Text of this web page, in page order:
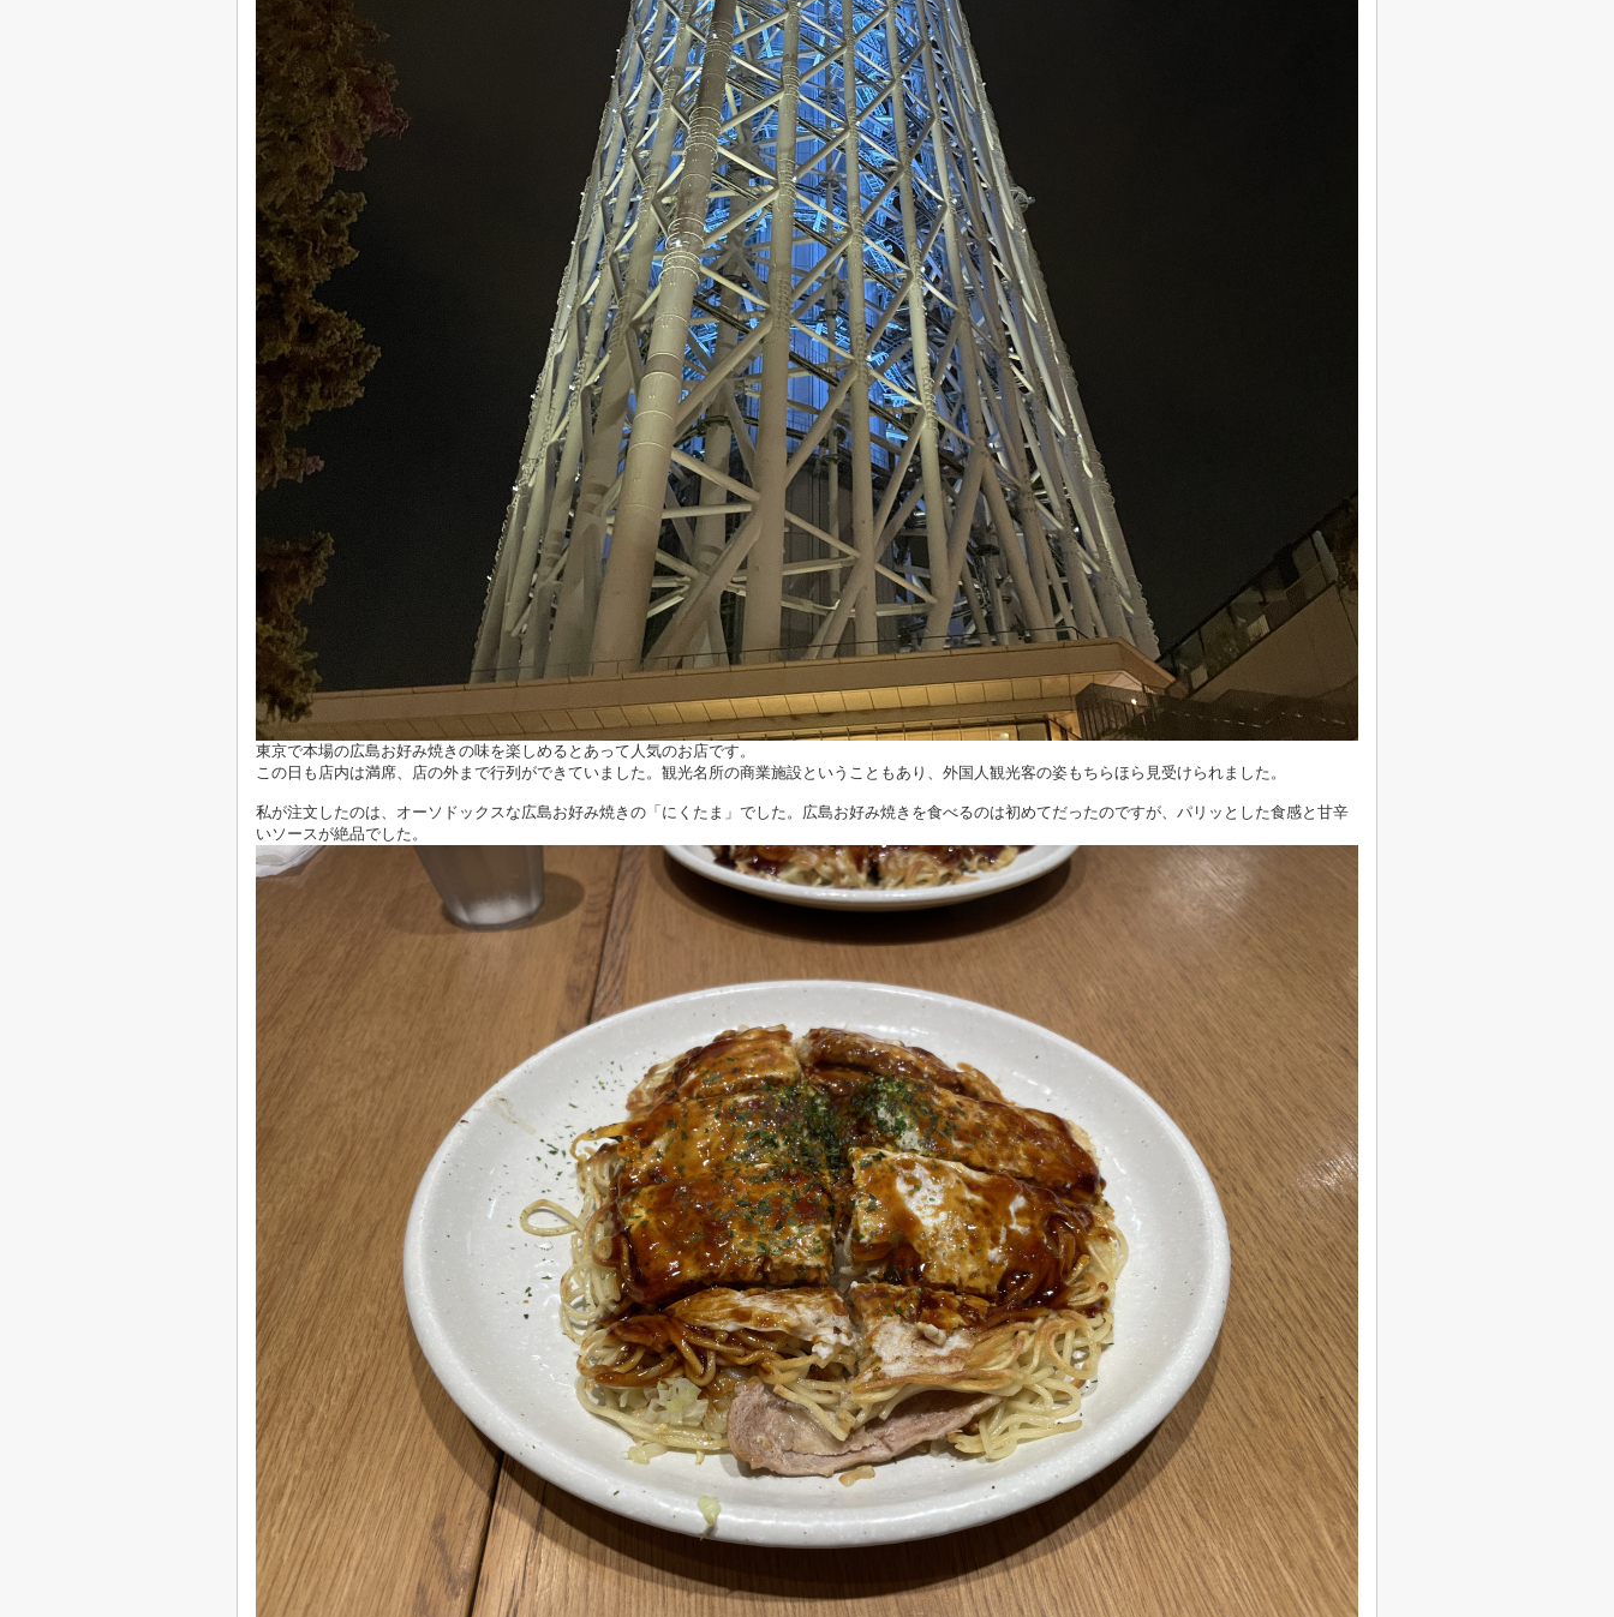
東京で本場の広島お好み焼きの味を楽しめるとあって人気のお店です。
この日も店内は満席、店の外まで行列ができていました。観光名所の商業施設ということもあり、外国人観光客の姿もちらほら見受けられました。
私が注文したのは、オーソドックスな広島お好み焼きの「にくたま」でした。広島お好み焼きを食べるのは初めてだったのですが、パリッとした食感と甘辛
いソースが絶品でした。